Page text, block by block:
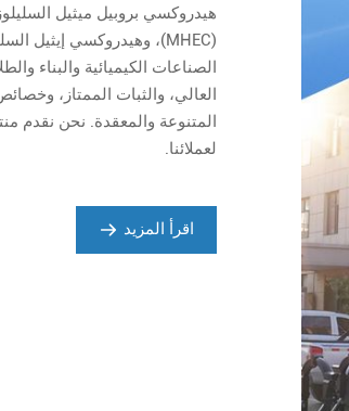
الصناعات الكيميائية والبناء
العالي، والثبات الممتاز،
المتنوعة والمعقدة. نحن نقدم
لعملائنا.
اقرأ المزيد